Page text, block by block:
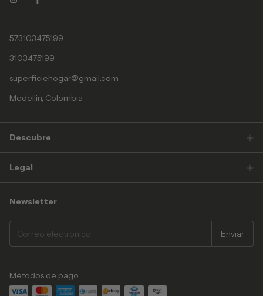
573103475199
3103475199
superficiehogar@gmail.com
Medellin, Colombia
Descubre
Legal
Newsletter
Métodos de pago